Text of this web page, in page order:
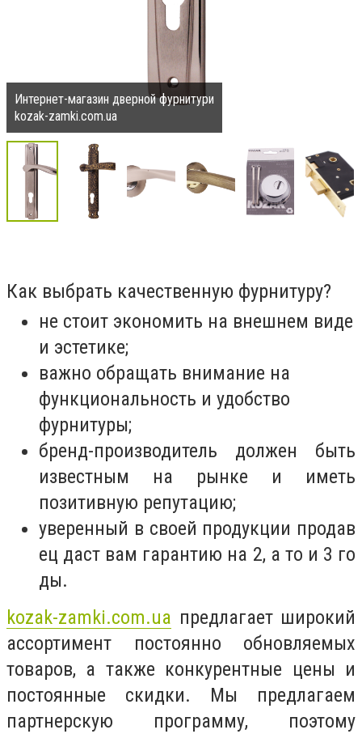
Интернет-магазин дверной фурнитури
kozak-zamki.com.ua
Как выбрать качественную фурнитуру?
не стоит экономить на внешнем виде
и эстетике;
важно обращать внимание на
функциональность и удобство
фурнитуры;
бренд-производитель должен быть
известным на рынке и иметь
позитивную репутацию;
уверенный в своей продукции продав
ец даст вам гарантию на 2, а то и 3 го
ды.
kozak-zamki.com.ua предлагает широкий
ассортимент постоянно обновляемых
товаров, а также конкурентные цены и
постоянные скидки. Мы предлагаем
партнерскую программу, поэтому